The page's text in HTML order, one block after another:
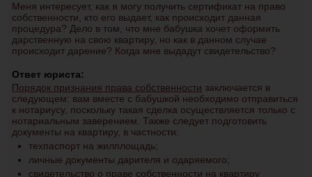
Меня интересует, как я могу получить сертификат на право
собственности, кто его выдает, как происходит данная
процедура? Дело в том, что мне бабушка хочет оформить
дарственную на свою квартиру, но как в данном случае
происходит дарение? Когда мне выдадут свидетельство?
Ответ юриста:
Порядок признания права собственности заключается в
следующем: вам вместе с бабушкой необходимо отправиться
к нотариусу, поскольку такая сделка осуществляется только с
нотариальным заверением. Также следует подготовить
документы на квартиру, в частности:
техпаспорт на жилплощадь;
личные документы дарителя и одаряемого;
свидетельство о праве собственности на квартиру